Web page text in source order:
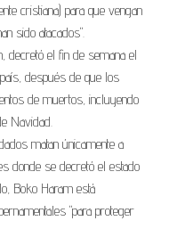
cristiana) para que vengan
sido atacados".
decretó el fin de semana el
después de que los
de muertos, incluyendo
Navidad.
matan únicamente a
donde se decretó el estado
Boko Haram está
"para proteger